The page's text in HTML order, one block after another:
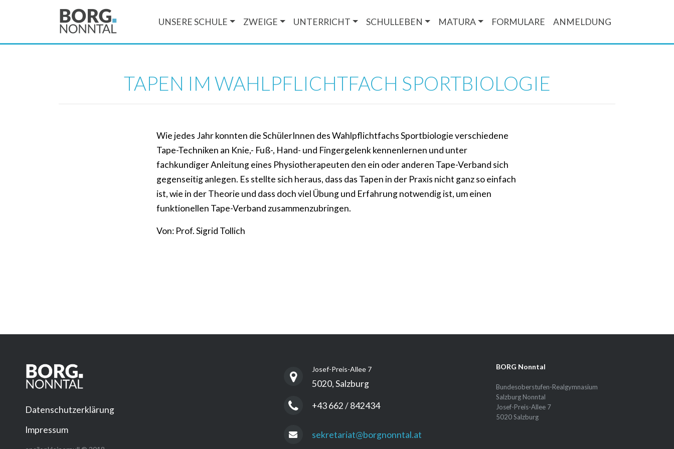
UNSERE SCHULE ZWEIGE UNTERRICHT SCHULLEBEN MATURA FORMULARE ANMELDUNG
TAPEN IM WAHLPFLICHTFACH SPORTBIOLOGIE
Wie jedes Jahr konnten die SchülerInnen des Wahlpflichtfachs Sportbiologie verschiedene
Tape-Techniken an Knie,- Fuß-, Hand- und Fingergelenk kennenlernen und unter
fachkundiger Anleitung eines Physiotherapeuten den ein oder anderen Tape-Verband sich
gegenseitig anlegen. Es stellte sich heraus, dass das Tapen in der Praxis nicht ganz so einfach
ist, wie in der Theorie und dass doch viel Übung und Erfahrung notwendig ist, um einen
funktionellen Tape-Verband zusammenzubringen.
Von: Prof. Sigrid Tollich
Datenschutzerklärung
Impressum
Josef-Preis-Allee 7
5020, Salzburg
+43 662 / 842434
sekretariat@borgnonntal.at
BORG Nonntal
Bundesoberstufen-Realgymnasium
Salzburg Nonntal
Josef-Preis-Allee 7
5020 Salzburg